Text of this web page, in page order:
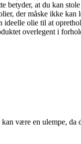
betyder, at du kan
der måske ikke kan
olie til at
overlegent i
være en ulempe,